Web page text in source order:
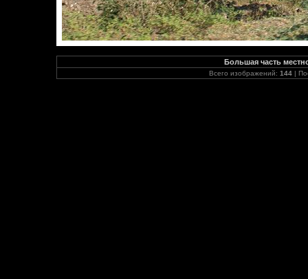
Большая часть
Всего изображений: 144 |